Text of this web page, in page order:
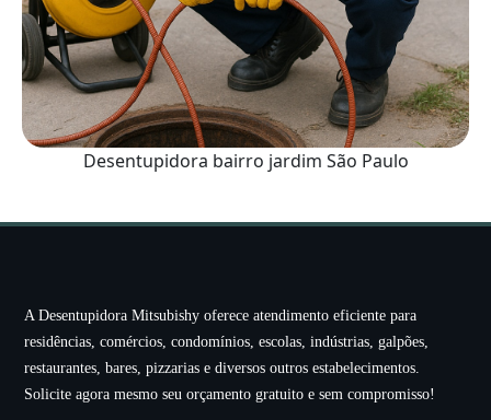
Desentupidora bairro jardim São Paulo
A Desentupidora Mitsubishy oferece atendimento eficiente para
residências, comércios, condomínios, escolas, indústrias, galpões,
restaurantes, bares, pizzarias e diversos outros estabelecimentos.
Solicite agora mesmo seu orçamento gratuito e sem compromisso!